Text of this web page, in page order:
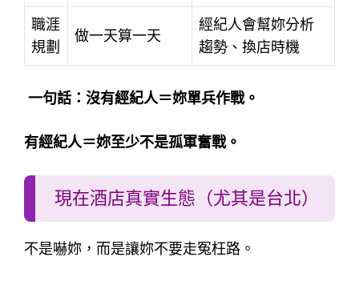
職涯
規劃
做一天算一天
經紀人會幫妳分析
趨勢、換店時機
一句話：沒有經紀人＝妳單兵作戰。
有經紀人＝妳至少不是孤軍奮戰。
現在酒店真實生態（尤其是台北）
不是嚇妳，而是讓妳不要走冤枉路。